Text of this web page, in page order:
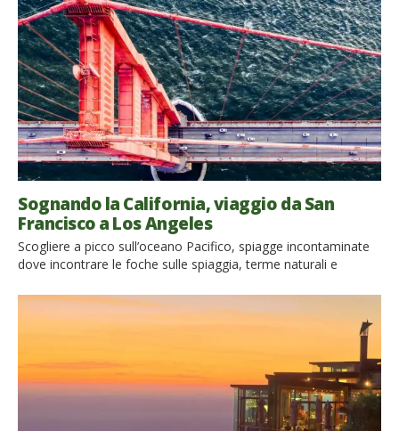
Sognando la California, viaggio da San
Francisco a Los Angeles
Scogliere a picco sull’oceano Pacifico, spiagge incontaminate
dove incontrare le foche sulle spiaggia, terme naturali e
Tutto questo lungo i 600 km che separano San Francisco da
Los Angeles. Partiamo alla scoperta di uno dei tratti più belli di